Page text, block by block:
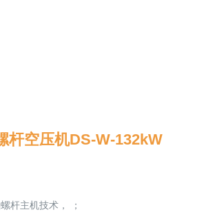
杆空压机DS-W-132kW
杆主机技术， ；